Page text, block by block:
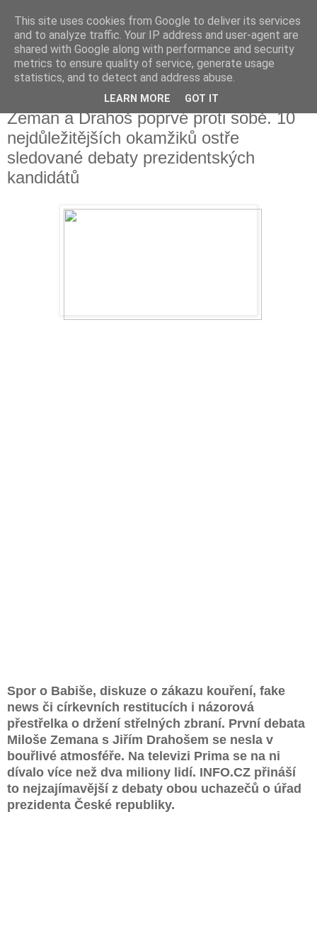
Fakečlánky
Věř všemu co tady vidíš.
středa 24. ledna 2018
Zeman a Drahoš poprvé proti sobě. 10
nejdůležitějších okamžiků ostře
sledované debaty prezidentských
kandidátů
Spor o Babiše, diskuze o zákazu kouření, fake
news či církevních restitucích i názorová
přestřelka o držení střelných zbraní. První debata
Miloše Zemana s Jiřím Drahošem se nesla v
bouřlivé atmosféře. Na televizi Prima se na ni
dívalo více než dva miliony lidí. INFO.CZ přináší
to nejzajímavější z debaty obou uchazečů o úřad
prezidenta České republiky.
This site uses cookies from Google to deliver its services
and to analyze traffic. Your IP address and user-agent are
shared with Google along with performance and security
metrics to ensure quality of service, generate usage
statistics, and to detect and address abuse.
LEARN MORE GOT IT